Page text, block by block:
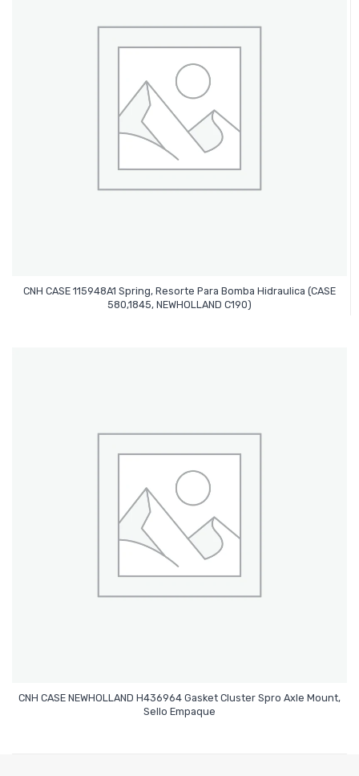
CNH CASE 115948A1 Spring, Resorte Para Bomba Hidraulica (CASE
580,1845, NEWHOLLAND C190)
Leer Más
CNH CASE NEWHOLLAND H436964 Gasket Cluster Spro Axle Mount,
Sello Empaque
Leer Más